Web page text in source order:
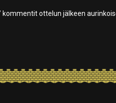
kommentit ottelun jälkeen